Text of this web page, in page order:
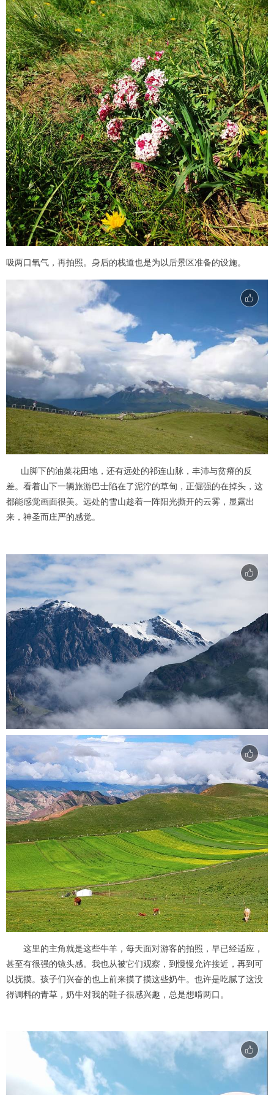
吸两口氧气，再拍照。身后的栈道也是为以后景区准备的设施。
山脚下的油菜花田地，还有远处的祁连山脉，丰沛与贫瘠的反
差。看着山下一辆旅游巴士陷在了泥泞的草甸，正倔强的在掉头，这
都能感觉画面很美。远处的雪山趁着一阵阳光撕开的云雾，显露出
来，神圣而庄严的感觉。
这里的主角就是这些牛羊，每天面对游客的拍照，早已经适应，
甚至有很强的镜头感。我也从被它们观察，到慢慢允许接近，再到可
以抚摸。孩子们兴奋的也上前来摸了摸这些奶牛。也许是吃腻了这没
得调料的青草，奶牛对我的鞋子很感兴趣，总是想啃两口。